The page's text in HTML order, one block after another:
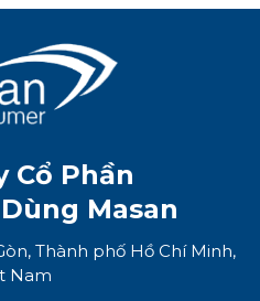
Cổ Phần
Masan
Thành phố Hồ Chí Minh,
Nam